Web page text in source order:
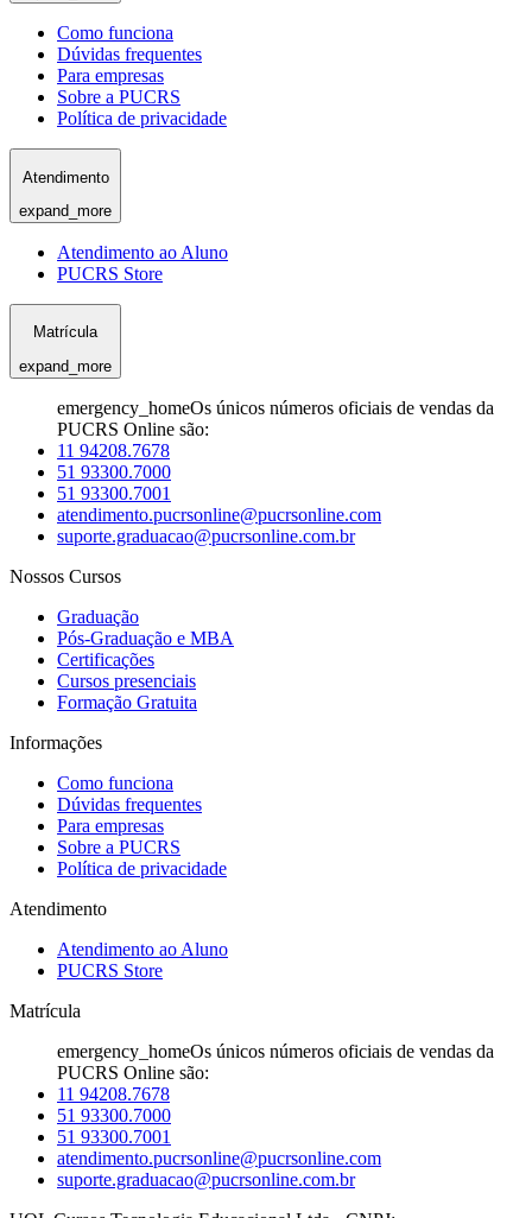
Como funciona
Dúvidas frequentes
Para empresas
Sobre a PUCRS
Política de privacidade
Atendimento
expand_more
Atendimento ao Aluno
PUCRS Store
Matrícula
expand_more
emergency_homeOs únicos números oficiais de vendas da
PUCRS Online são:
11 94208.7678
51 93300.7000
51 93300.7001
atendimento.pucrsonline@pucrsonline.com
suporte.graduacao@pucrsonline.com.br
Nossos Cursos
Graduação
Pós-Graduação e MBA
Certificações
Cursos presenciais
Formação Gratuita
Informações
Como funciona
Dúvidas frequentes
Para empresas
Sobre a PUCRS
Política de privacidade
Atendimento
Atendimento ao Aluno
PUCRS Store
Matrícula
emergency_homeOs únicos números oficiais de vendas da
PUCRS Online são:
11 94208.7678
51 93300.7000
51 93300.7001
atendimento.pucrsonline@pucrsonline.com
suporte.graduacao@pucrsonline.com.br